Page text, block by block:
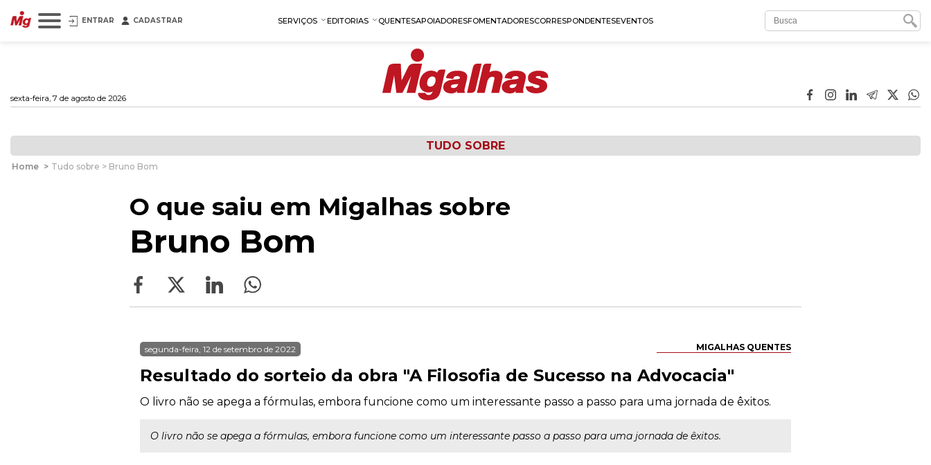
ENTRAR CADASTRAR SERVIÇOS EDITORIAS QUENTESAPOIADORESFOMENTADORESCORRESPONDENTESEVENTOS
sexta-feira, 7 de agosto de 2026
TUDO SOBRE
Home > Tudo sobre > Bruno Bom
O que saiu em Migalhas sobre
Bruno Bom
MIGALHAS QUENTES
segunda-feira, 12 de setembro de 2022
Resultado do sorteio da obra "A Filosofia de Sucesso na Advocacia"
O livro não se apega a fórmulas, embora funcione como um interessante passo a passo para uma jornada de êxitos.
O livro não se apega a fórmulas, embora funcione como um interessante passo a passo para uma jornada de êxitos.